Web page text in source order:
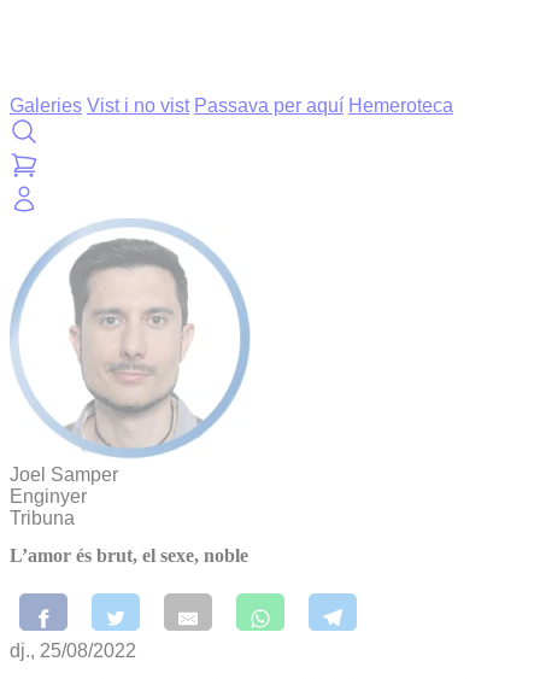
Galeries Vist i no vist Passava per aquí Hemeroteca
Joel Samper
Enginyer
Tribuna
L’amor és brut, el sexe, noble
dj., 25/08/2022